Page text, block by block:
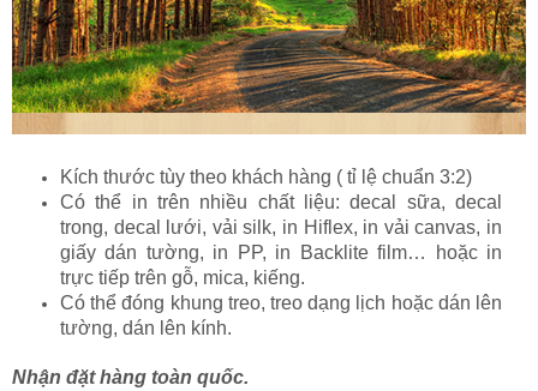
Kích thước tùy theo khách hàng ( tỉ lệ chuẩn 3:2)
Có thể in trên nhiều chất liệu: decal sữa, decal
trong, decal lưới, vải silk, in Hiflex, in vải canvas, in
giấy dán tường, in PP, in Backlite film… hoặc in
trực tiếp trên gỗ, mica, kiếng.
Có thể đóng khung treo, treo dạng lịch hoặc dán lên
tường, dán lên kính.
Nhận đặt hàng toàn quốc.